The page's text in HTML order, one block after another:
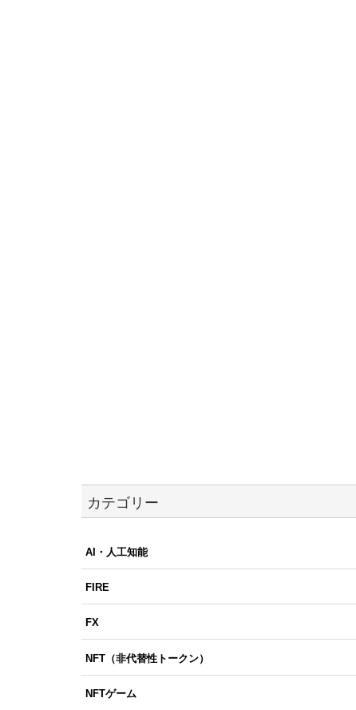
カテゴリー
AI・人工知能
FIRE
FX
NFT（非代替性トークン）
NFTゲーム